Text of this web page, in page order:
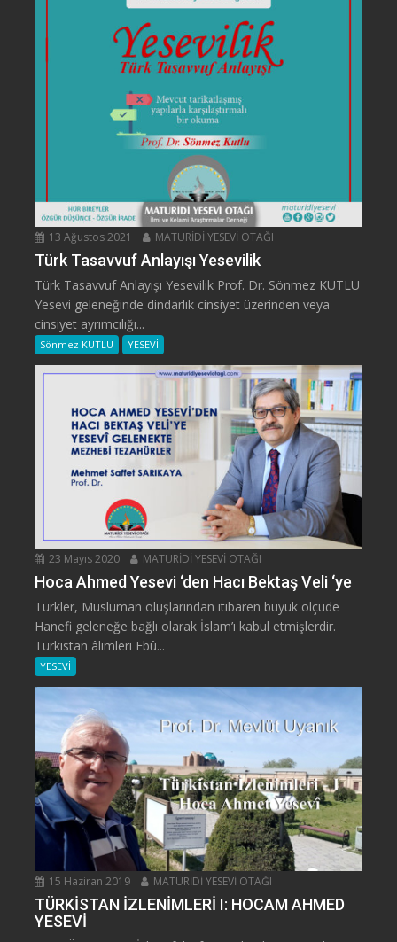
13 Ağustos 2021 MATURİDİ YESEVİ OTAĞI
Türk Tasavvuf Anlayışı Yesevilik
Türk Tasavvuf Anlayışı Yesevilik Prof. Dr. Sönmez KUTLU
Yesevi geleneğinde dindarlık cinsiyet üzerinden veya
cinsiyet ayrımcılığı...
Sönmez KUTLU YESEVİ
23 Mayıs 2020 MATURİDİ YESEVİ OTAĞI
Hoca Ahmed Yesevi ‘den Hacı Bektaş Veli ‘ye
Türkler, Müslüman oluşlarından itibaren büyük ölçüde
Hanefi geleneğe bağlı olarak İslam’ı kabul etmişlerdir.
Türkistan âlimleri Ebû...
YESEVİ
15 Haziran 2019 MATURİDİ YESEVİ OTAĞI
TÜRKİSTAN İZLENİMLERİ I: HOCAM AHMED
YESEVİ